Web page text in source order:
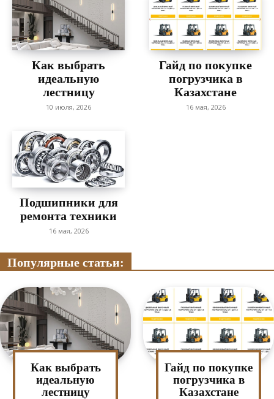
Как выбрать
идеальную
лестницу
10 июля, 2026
Гайд по покупке
погрузчика в
Казахстане
16 мая, 2026
Подшипники для
ремонта техники
16 мая, 2026
Популярные статьи:
Как выбрать
идеальную
лестницу
Гайд по покупке
погрузчика в
Казахстане